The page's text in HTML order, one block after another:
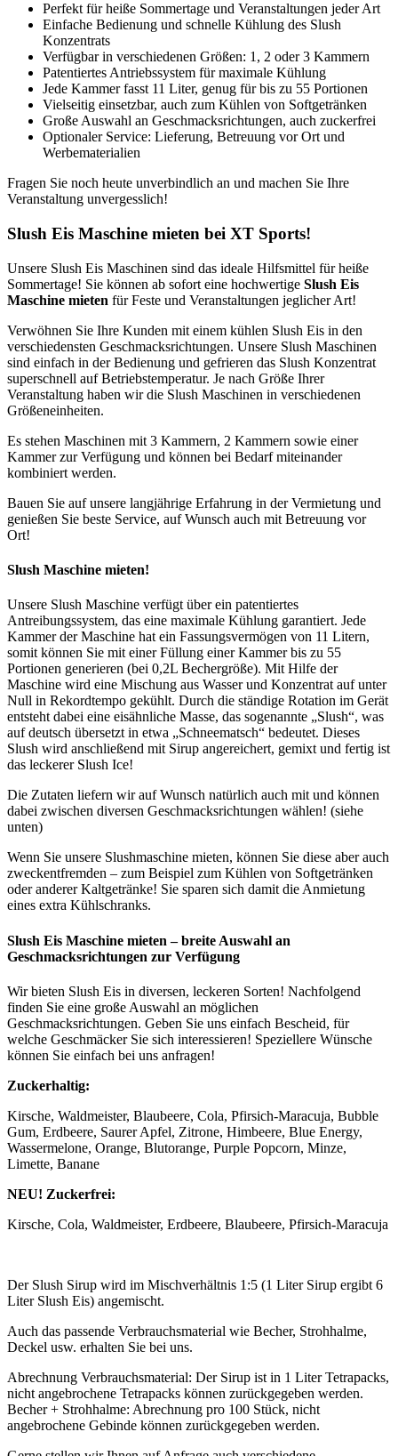
Perfekt für heiße Sommertage und Veranstaltungen jeder Art
Einfache Bedienung und schnelle Kühlung des Slush
Konzentrats
Verfügbar in verschiedenen Größen: 1, 2 oder 3 Kammern
Patentiertes Antriebssystem für maximale Kühlung
Jede Kammer fasst 11 Liter, genug für bis zu 55 Portionen
Vielseitig einsetzbar, auch zum Kühlen von Softgetränken
Große Auswahl an Geschmacksrichtungen, auch zuckerfrei
Optionaler Service: Lieferung, Betreuung vor Ort und
Werbematerialien
Fragen Sie noch heute unverbindlich an und machen Sie Ihre
Veranstaltung unvergesslich!
Slush Eis Maschine mieten bei XT Sports!
Unsere Slush Eis Maschinen sind das ideale Hilfsmittel für heiße
Sommertage! Sie können ab sofort eine hochwertige Slush Eis
Maschine mieten für Feste und Veranstaltungen jeglicher Art!
Verwöhnen Sie Ihre Kunden mit einem kühlen Slush Eis in den
verschiedensten Geschmacksrichtungen. Unsere Slush Maschinen
sind einfach in der Bedienung und gefrieren das Slush Konzentrat
superschnell auf Betriebstemperatur. Je nach Größe Ihrer
Veranstaltung haben wir die Slush Maschinen in verschiedenen
Größeneinheiten.
Es stehen Maschinen mit 3 Kammern, 2 Kammern sowie einer
Kammer zur Verfügung und können bei Bedarf miteinander
kombiniert werden.
Bauen Sie auf unsere langjährige Erfahrung in der Vermietung und
genießen Sie beste Service, auf Wunsch auch mit Betreuung vor
Ort!
Slush Maschine mieten!
Unsere Slush Maschine verfügt über ein patentiertes
Antreibungssystem, das eine maximale Kühlung garantiert. Jede
Kammer der Maschine hat ein Fassungsvermögen von 11 Litern,
somit können Sie mit einer Füllung einer Kammer bis zu 55
Portionen generieren (bei 0,2L Bechergröße). Mit Hilfe der
Maschine wird eine Mischung aus Wasser und Konzentrat auf unter
Null in Rekordtempo gekühlt. Durch die ständige Rotation im Gerät
entsteht dabei eine eisähnliche Masse, das sogenannte „Slush“, was
auf deutsch übersetzt in etwa „Schneematsch“ bedeutet. Dieses
Slush wird anschließend mit Sirup angereichert, gemixt und fertig ist
das leckerer Slush Ice!
Die Zutaten liefern wir auf Wunsch natürlich auch mit und können
dabei zwischen diversen Geschmacksrichtungen wählen! (siehe
unten)
Wenn Sie unsere Slushmaschine mieten, können Sie diese aber auch
zweckentfremden – zum Beispiel zum Kühlen von Softgetränken
oder anderer Kaltgetränke! Sie sparen sich damit die Anmietung
eines extra Kühlschranks.
Slush Eis Maschine mieten – breite Auswahl an
Geschmacksrichtungen zur Verfügung
Wir bieten Slush Eis in diversen, leckeren Sorten! Nachfolgend
finden Sie eine große Auswahl an möglichen
Geschmacksrichtungen. Geben Sie uns einfach Bescheid, für
welche Geschmäcker Sie sich interessieren! Speziellere Wünsche
können Sie einfach bei uns anfragen!
Zuckerhaltig:
Kirsche, Waldmeister, Blaubeere, Cola, Pfirsich-Maracuja, Bubble
Gum, Erdbeere, Saurer Apfel, Zitrone, Himbeere, Blue Energy,
Wassermelone, Orange, Blutorange, Purple Popcorn, Minze,
Limette, Banane
NEU! Zuckerfrei:
Kirsche, Cola, Waldmeister, Erdbeere, Blaubeere, Pfirsich-Maracuja
Der Slush Sirup wird im Mischverhältnis 1:5 (1 Liter Sirup ergibt 6
Liter Slush Eis) angemischt.
Auch das passende Verbrauchsmaterial wie Becher, Strohhalme,
Deckel usw. erhalten Sie bei uns.
Abrechnung Verbrauchsmaterial: Der Sirup ist in 1 Liter Tetrapacks,
nicht angebrochene Tetrapacks können zurückgegeben werden.
Becher + Strohhalme: Abrechnung pro 100 Stück, nicht
angebrochene Gebinde können zurückgegeben werden.